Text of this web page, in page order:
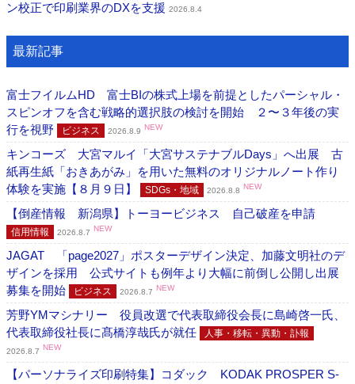
ン校正で印刷業界のDXを支援 2026.8.4
最新記事
富士フイルムHD 富士BIの株式上場を前提としたパーシャル・
スピンオフを含む戦略的選択肢の検討を開始 ２〜３年後の実
行を視野
ビジネス 2026.8.9 NEW
キンコーズ 大宮マルイ「大宮サステナブルDays」へ出展 古
紙再生紙「おきあがみ」を用いた無料のオリジナルノート作り
体験を実施【８月９日】
SDGs・地域 2026.8.8 NEW
【倒産情報 新潟県】トーヨービジネス 自己破産を申請
信用情報 2026.8.7 NEW
JAGAT 「page2027」ポスターデザイン決定、加藤文明社のデ
ザインを採用 公式サイトも例年より大幅に前倒し公開し出展
募集を開始
ビジネス 2026.8.7 NEW
芳野YMマシナリー 役員改選で代表取締役会長に島崎啓一氏、
代表取締役社長に髙橋淳哉氏が就任
人事・移転・異動・訃報
2026.8.7 NEW
【パーソナライズ印刷特集】コダック KODAK PROSPER S-